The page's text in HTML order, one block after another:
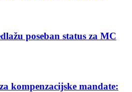
poseban status za MC
kompenzacijske mandate: